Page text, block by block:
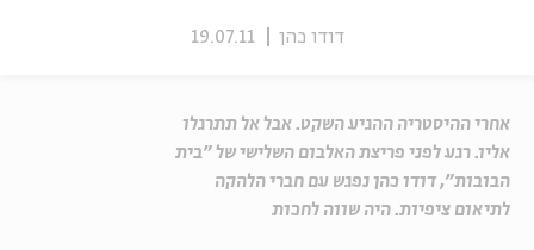
דודו כהן 19.07.11
אחרי ההיסטריה ההגיע השקט. אבל אל תתרגלו
אליו. רגע לפני פריצת האלבום השלישי של "בית
הבובות", דודו כהן נפגש עם חברי הלהקה
לתיאום ציפיות. היה שווה לחכות